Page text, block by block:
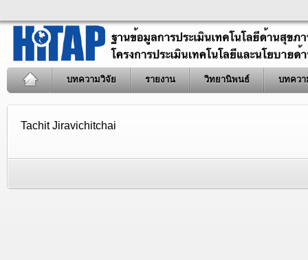
บทความวิจัย รายงาน วิทยานิพนธ์ บทควา
Tachit Jiravichitchai